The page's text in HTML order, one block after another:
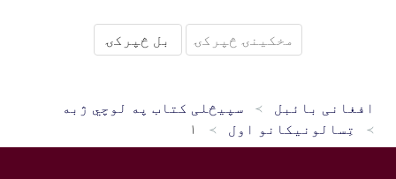
مخکینۍ څپرکۍ بل څپرکۍ
افغانی بائبل
سپیڅلی کتاب په لوچي ژبه
تِسالونيکانو اول
۱